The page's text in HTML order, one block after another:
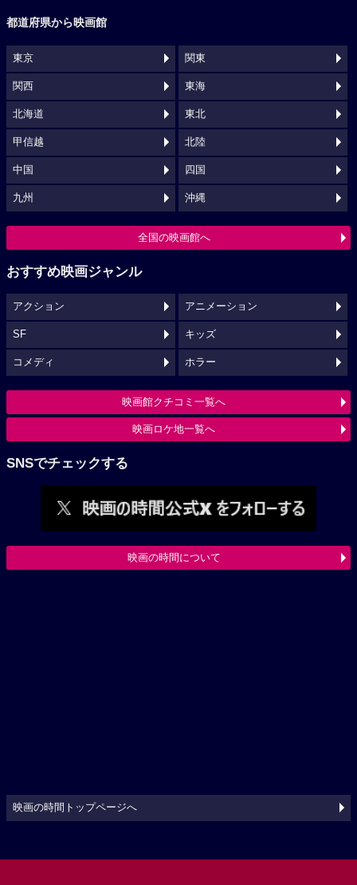
都道府県から映画館
東京 関東
関西 東海
北海道 東北
甲信越 北陸
中国 四国
九州 沖縄
全国の映画館へ
おすすめ映画ジャンル
アクション アニメーション
SF キッズ
コメディ ホラー
映画館クチコミ一覧へ
映画ロケ地一覧へ
SNSでチェックする
映画の時間について
映画の時間トップページへ